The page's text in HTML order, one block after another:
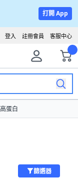
打開 App
客服中心
註冊會員
登入
高蛋白
篩選器